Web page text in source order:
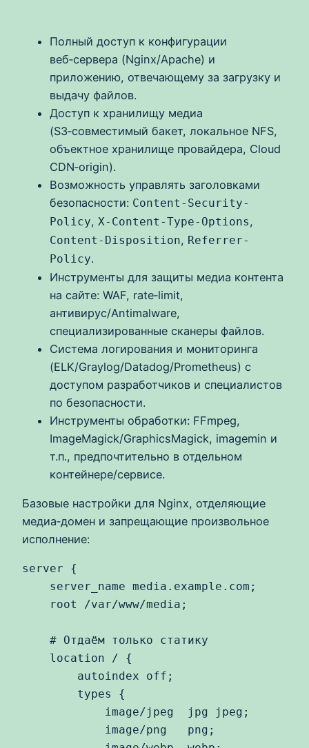
Полный доступ к конфигурации
веб‑сервера (Nginx/Apache) и
приложению, отвечающему за загрузку и
выдачу файлов.
Доступ к хранилищу медиа
(S3‑совместимый бакет, локальное NFS,
объектное хранилище провайдера, Cloud
CDN‑origin).
Возможность управлять заголовками
безопасности: Content-Security-
Policy, X-Content-Type-Options,
Content-Disposition, Referrer-
Policy.
Инструменты для защиты медиа контента
на сайте: WAF, rate‑limit,
антивирус/Antimalware,
специализированные сканеры файлов.
Система логирования и мониторинга
(ELK/Graylog/Datadog/Prometheus) с
доступом разработчиков и специалистов
по безопасности.
Инструменты обработки: FFmpeg,
ImageMagick/GraphicsMagick, imagemin и
т.п., предпочтительно в отдельном
контейнере/сервисе.
Базовые настройки для Nginx, отделяющие
медиа‑домен и запрещающие произвольное
исполнение:
server {
    server_name media.example.com;
    root /var/www/media;
    # Отдаём только статику
    location / {
        autoindex off;
        types {
            image/jpeg  jpg jpeg;
            image/png   png;